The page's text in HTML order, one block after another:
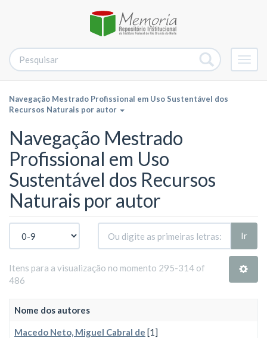
Navegação Mestrado Profissional em Uso Sustentável dos
Recursos Naturais por autor
Navegação Mestrado
Profissional em Uso
Sustentável dos Recursos
Naturais por autor
Ir
Itens para a visualização no momento 295-314 of
486
Nome dos autores
Macedo Neto, Miguel Cabral de [1]